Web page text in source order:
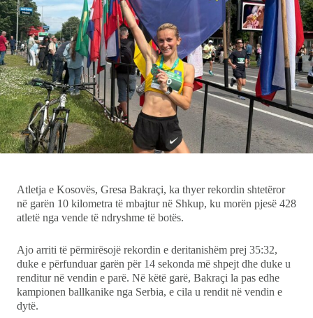
Kulturë
Showbiz
Ekonomi
Teknologji
Udhëtime
DuVideo
Atletja e Kosovës, Gresa Bakraçi, ka thyer rekordin shtetëror
në garën 10 kilometra të mbajtur në Shkup, ku morën pjesë 428
atletë nga vende të ndryshme të botës.
Ajo arriti të përmirësojë rekordin e deritanishëm prej 35:32,
duke e përfunduar garën për 14 sekonda më shpejt dhe duke u
renditur në vendin e parë. Në këtë garë, Bakraçi la pas edhe
kampionen ballkanike nga Serbia, e cila u rendit në vendin e
dytë.